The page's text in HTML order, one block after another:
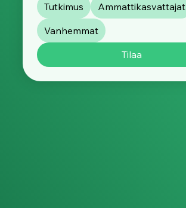
Tutkimus
Ammattikasvattajat
Vanhemmat
Tilaa